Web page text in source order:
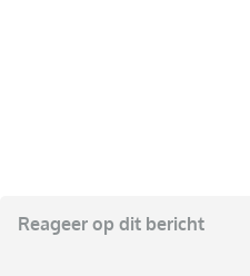
Reageer op dit bericht